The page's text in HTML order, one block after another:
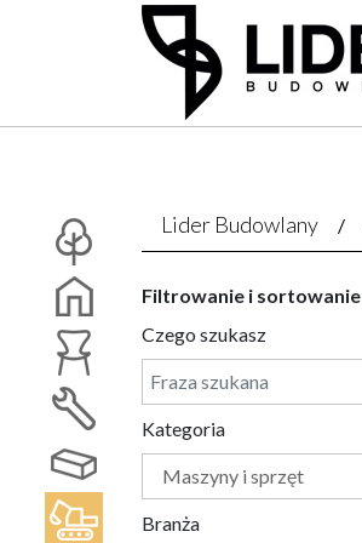
Lider Budowlany
Filtrowanie i sortowanie
Czego szukasz
Kategoria
Branża